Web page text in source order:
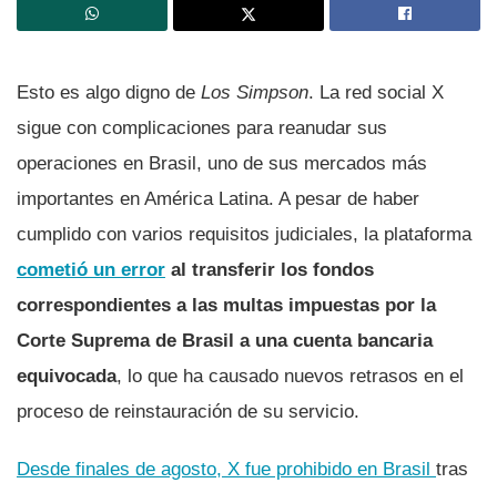
Esto es algo digno de Los Simpson. La red social X
sigue con complicaciones para reanudar sus
operaciones en Brasil, uno de sus mercados más
importantes en América Latina. A pesar de haber
cumplido con varios requisitos judiciales, la plataforma
cometió un error al transferir los fondos
correspondientes a las multas impuestas por la
Corte Suprema de Brasil a una cuenta bancaria
equivocada, lo que ha causado nuevos retrasos en el
proceso de reinstauración de su servicio.
Desde finales de agosto, X fue prohibido en Brasil tras